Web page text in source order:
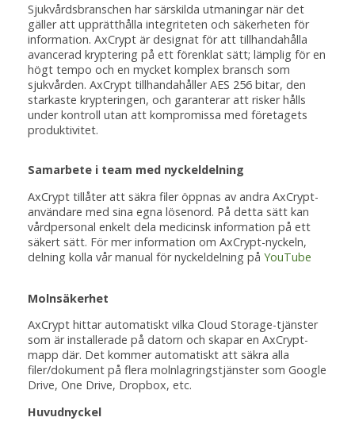
Sjukvårdsbranschen har särskilda utmaningar när det
gäller att upprätthålla integriteten och säkerheten för
information. AxCrypt är designat för att tillhandahålla
avancerad kryptering på ett förenklat sätt; lämplig för en
högt tempo och en mycket komplex bransch som
sjukvården. AxCrypt tillhandahåller AES 256 bitar, den
starkaste krypteringen, och garanterar att risker hålls
under kontroll utan att kompromissa med företagets
produktivitet.
Samarbete i team med nyckeldelning
AxCrypt tillåter att säkra filer öppnas av andra AxCrypt-
användare med sina egna lösenord. På detta sätt kan
vårdpersonal enkelt dela medicinsk information på ett
säkert sätt. För mer information om AxCrypt-nyckeln,
delning kolla vår manual för nyckeldelning på YouTube
Molnsäkerhet
AxCrypt hittar automatiskt vilka Cloud Storage-tjänster
som är installerade på datorn och skapar en AxCrypt-
mapp där. Det kommer automatiskt att säkra alla
filer/dokument på flera molnlagringstjänster som Google
Drive, One Drive, Dropbox, etc.
Huvudnyckel